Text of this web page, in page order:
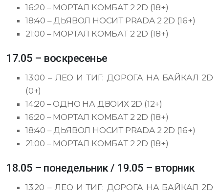
16:20 – МОРТАЛ КОМБАТ 2 2D (18+)
18:40 – ДЬЯВОЛ НОСИТ PRADA 2 2D (16+)
21:00 – МОРТАЛ КОМБАТ 2 2D (18+)
17.05 – воскресенье
13:00 – ЛЕО И ТИГ: ДОРОГА НА БАЙКАЛ 2D
(0+)
14:20 – ОДНО НА ДВОИХ 2D (12+)
16:20 – МОРТАЛ КОМБАТ 2 2D (18+)
18:40 – ДЬЯВОЛ НОСИТ PRADA 2 2D (16+)
21:00 – МОРТАЛ КОМБАТ 2 2D (18+)
18.05 – понедельник / 19.05 – вторник
13:20 – ЛЕО И ТИГ: ДОРОГА НА БАЙКАЛ 2D